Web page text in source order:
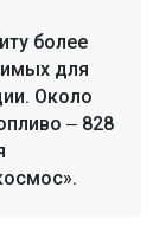
более
для
Около
‒ 828